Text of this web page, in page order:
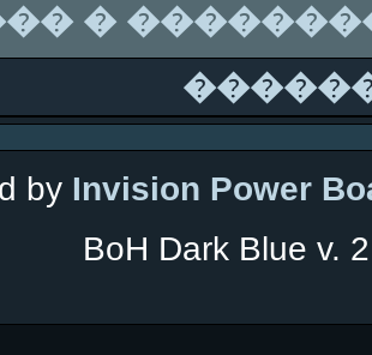
�
by Invision Power
BoH Dark Blue v.